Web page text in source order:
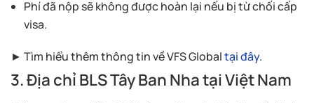
Phí đã nộp sẽ không được hoàn lại nếu bị từ chối cấp
visa.
► Tìm hiểu thêm thông tin về VFS Globaltại đây.
3. Địa chỉ BLS Tây Ban Nha tại Việt Nam